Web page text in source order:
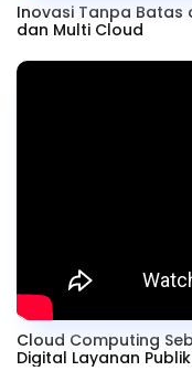
Inovasi Tanpa Batas
dan Multi Cloud
Cloud Computing
Digital Layanan Publik